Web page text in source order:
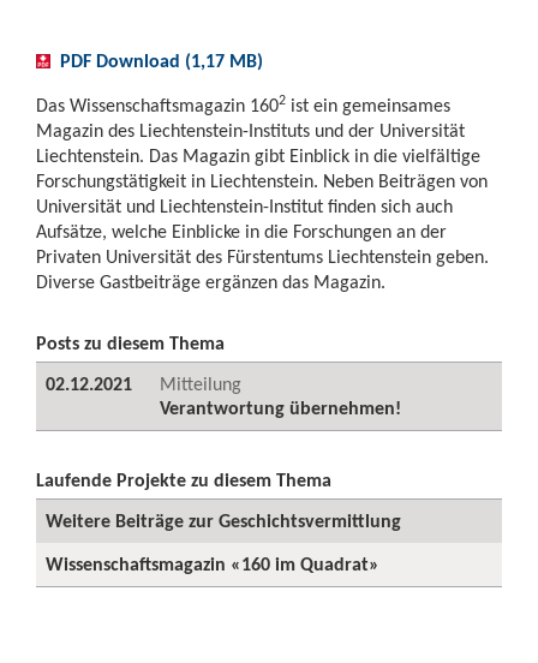
PDF Download (1,17 MB)
Das Wissenschaftsmagazin 1602 ist ein gemeinsames
Magazin des Liechtenstein-Instituts und der Universität
Liechtenstein. Das Magazin gibt Einblick in die vielfältige
Forschungstätigkeit in Liechtenstein. Neben Beiträgen von
Universität und Liechtenstein-Institut finden sich auch
Aufsätze, welche Einblicke in die Forschungen an der
Privaten Universität des Fürstentums Liechtenstein geben.
Diverse Gastbeiträge ergänzen das Magazin.
Posts zu diesem Thema
02.12.2021
Mitteilung
Verantwortung übernehmen!
Laufende Projekte zu diesem Thema
Weitere Beiträge zur Geschichtsvermittlung
Wissenschaftsmagazin «160 im Quadrat»